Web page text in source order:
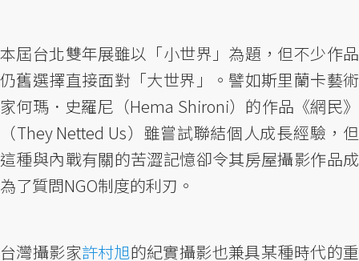
本屆台北雙年展雖以「小世界」為題，但不少作品
仍舊選擇直接面對「大世界」。譬如斯里蘭卡藝術
家何瑪．史羅尼（Hema Shironi）的作品《網民》
（They Netted Us）雖嘗試聯結個人成長經驗，但
這種與內戰有關的苦澀記憶卻令其房屋攝影作品成
為了質問NGO制度的利刃。
台灣攝影家許村旭的紀實攝影也兼具某種時代的重